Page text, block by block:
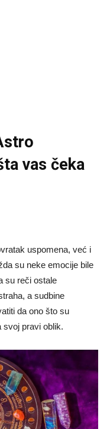
vas čeka
uspomena, već i
su neke emocije bile
su reči ostale
a sudbine
da ono što su
svoj pravi oblik.